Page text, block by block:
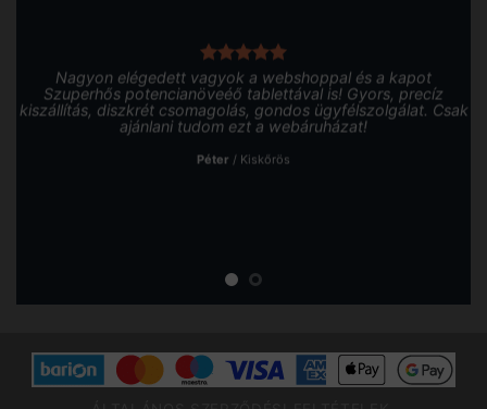
Nagyon elégedett vagyok a webshoppal és a kapot
Szuperhős potencianöveéő tablettával is! Gyors, precíz
kiszállítás, diszkrét csomagolás, gondos ügyfélszolgálat. Csak
ajánlani tudom ezt a webáruházat!
Péter / Kiskőrös